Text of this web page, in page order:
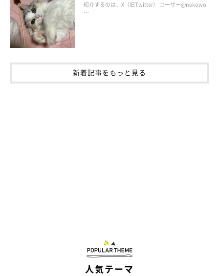
紹介するのは、X（旧Twitter） ユーザー@nekowo
…
新着記事をもっと見る
人気テーマ